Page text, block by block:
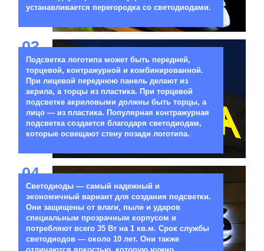
03
Подсветка логотипа может быть передней,
торцевой, контражурной и комбинированной.
При лицевой переднюю панель делают из
акрила, а торцы из пластика. При торцевой
подсветке акриловыми должны быть торцы, а
лицо — из пластика. Популярная контражурная
подсветка создается благодаря светодиодам,
которые освещают стену позади логотипа.
04
Светодиоды — самый надежный и
экономичный вариант для создания подсветки.
Они защищены от влаги, пыли и ударов
специальным прозрачным корпусом и
потребляют всего 35 Вт на 1 кв.м. Срок службы
светодиодов — около 10 лет. Они также
отличаются яркостью, которую нужно
регулировать с помощью диммеров.